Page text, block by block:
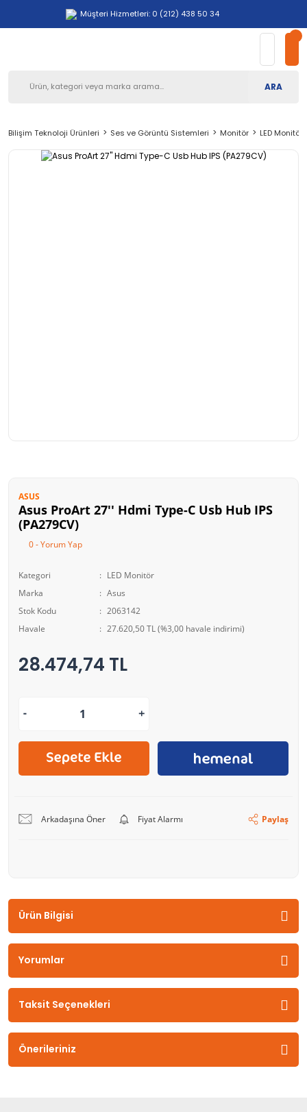
Müşteri Hizmetleri: 0 (212) 438 50 34
ARA
Bilişim Teknoloji Ürünleri Ses ve Görüntü Sistemleri Monitör LED Monitör
ASUS
Asus ProArt 27'' Hdmi Type-C Usb Hub IPS
(PA279CV)
0 - Yorum Yap
Kategori
LED Monitör
Marka
Asus
Stok Kodu
2063142
Havale
27.620,50 TL (%3,00 havale indirimi)
28.474,74 TL
Arkadaşına Öner Fiyat Alarmı Paylaş
Ürün Bilgisi
Yorumlar
Taksit Seçenekleri
Önerileriniz